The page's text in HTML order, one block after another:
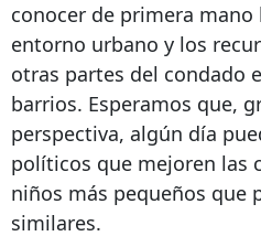
conocer de primera mano
entorno urbano y los
otras partes del condado
barrios. Esperamos que,
perspectiva, algún día
políticos que mejoren las
niños más pequeños que
similares.